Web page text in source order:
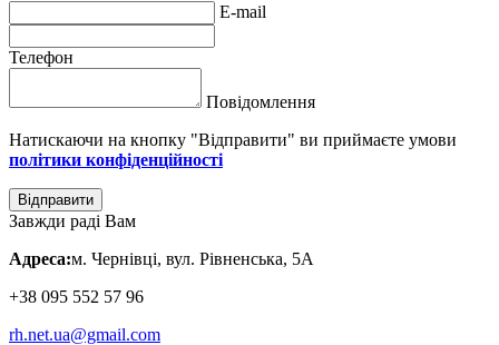
E-mail
Телефон
Повідомлення
Натискаючи на кнопку "Відправити" ви приймаєте умови
політики конфіденційності
Відправити
Завжди раді Вам
Адреса:м. Чернівці, вул. Рівненська, 5А
+38 095 552 57 96
rh.net.ua@gmail.com